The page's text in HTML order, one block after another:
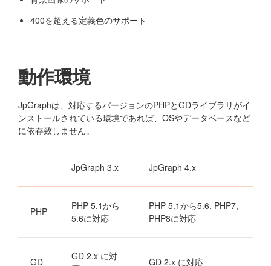
400を超える定義色のサポート
動作環境
JpGraphは、対応するバージョンのPHPとGDライブラリがイ
ンストールされている環境であれば、OSやデータベースなど
に依存致しません。
JpGraph 3.x JpGraph 4.x
PHP
PHP 5.1から
5.6に対応
PHP 5.1から5.6, PHP7,
PHP8に対応
GD
GD 2.x に対
GD 2.x に対応